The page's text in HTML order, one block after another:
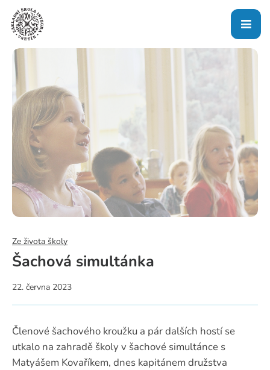
Ze života školy
Šachová simultánka
22. června 2023
Členové šachového kroužku a pár dalších hostí se
utkalo na zahradě školy v šachové simultánce s
Matyášem Kovaříkem, dnes kapitánem družstva